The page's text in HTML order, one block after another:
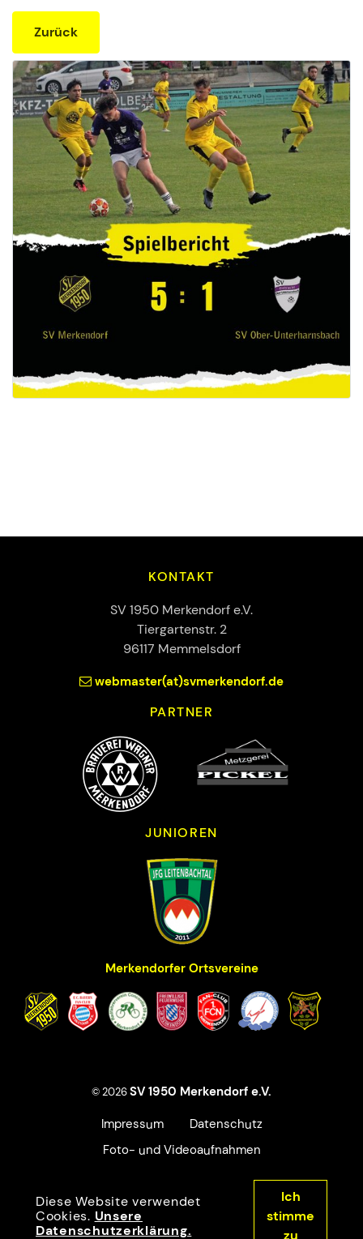
Zurück
KONTAKT
SV 1950 Merkendorf e.V.
Tiergartenstr. 2
96117 Memmelsdorf
webmaster(at)svmerkendorf.de
PARTNER
JUNIOREN
Merkendorfer Ortsvereine
© 2026SV 1950 Merkendorf e.V.
Impressum
Datenschutz
Foto- und Videoaufnahmen
Diese Website verwendet
Cookies. Unsere
Datenschutzerklärung.
Ich
stimme
zu